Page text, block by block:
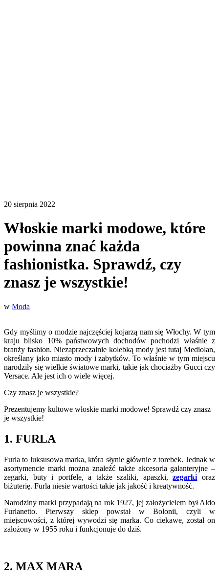
20 sierpnia 2022
Włoskie marki modowe, które
powinna znać każda
fashionistka. Sprawdź, czy
znasz je wszystkie!
w Moda
Gdy myślimy o modzie najczęściej kojarzą nam się Włochy. W tym
kraju blisko 10% państwowych dochodów pochodzi właśnie z
branży fashion. Niezaprzeczalnie kolebką mody jest tutaj Mediolan,
określany jako miasto mody i zabytków. To właśnie w tym miejscu
narodziły się wielkie światowe marki, takie jak chociażby Gucci czy
Versace. Ale jest ich o wiele więcej.
Czy znasz je wszystkie?
Prezentujemy kultowe włoskie marki modowe! Sprawdź czy znasz
je wszystkie!
1. FURLA
Furla to luksusowa marka, która słynie głównie z torebek. Jednak w
asortymencie marki można znaleźć także akcesoria galanteryjne –
zegarki, buty i portfele, a także szaliki, apaszki,zegarki oraz
biżuterię. Furla niesie wartości takie jak jakość i kreatywność.
Narodziny marki przypadają na rok 1927, jej założycielem był Aldo
Furlanetto. Pierwszy sklep powstał w Bolonii, czyli w
miejscowości, z której wywodzi się marka. Co ciekawe, został on
założony w 1955 roku i funkcjonuje do dziś.
2. MAX MARA